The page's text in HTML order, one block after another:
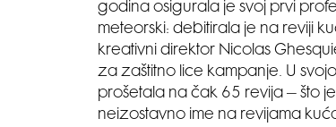
godina osigurala je svoj prvi
meteorski: debitirala je na reviji
kreativni direktor Nicolas
za zaštitno lice kampanje. U
prošetala na čak 65 revija – što
neizostavno ime na revijama